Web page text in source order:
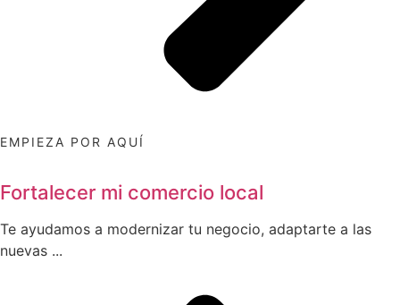
EMPIEZA POR AQUÍ
Fortalecer mi comercio local
Te ayudamos a modernizar tu negocio, adaptarte a las
nuevas ...